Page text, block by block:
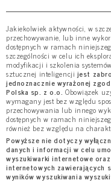
Jakiekolwiek aktywności, w
przechowywanie, lub inne
dostępnych w ramach
szczególności w celu ich
modyfikacji i szkolenia
sztucznej inteligencji jest
jednoznacznie wyrażonej
Polska sp. z o.o. Obowiązek
wymagany jest bez względu
przechowywania lub innego
dostępnych w ramach
również bez względu na
Powyższe nie dotyczy
danych i informacji w celu
wyszukiwarki internetowe
internetowych zawierających
wyników wyszukiwania